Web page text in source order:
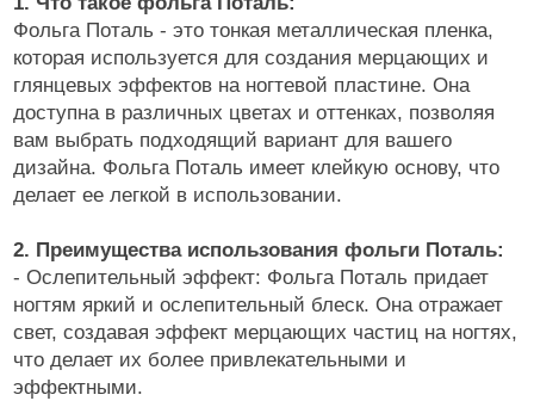
Втирка, хлопья Юки
Декор "Осколки стекла" и "Северное сияние"
Декор "Радужная крошка", мармелад, крумбсы
Декор для роскошного дизайна ногтей
Камифубуки NEW
Камни, пластиковые украшения, цветы
Карандаш-маркер
Кашемир
Фольга Поталь - это тонкая металлическая пленка,
которая используется для создания мерцающих и
глянцевых эффектов на ногтевой пластине. Она
доступна в различных цветах и оттенках, позволяя
вам выбрать подходящий вариант для вашего
дизайна. Фольга Поталь имеет клейкую основу, что
делает ее легкой в использовании.
2. Преимущества использования фольги Поталь:
- Ослепительный эффект: Фольга Поталь придает
ногтям яркий и ослепительный блеск. Она отражает
свет, создавая эффект мерцающих частиц на ногтях,
что делает их более привлекательными и
эффектными.